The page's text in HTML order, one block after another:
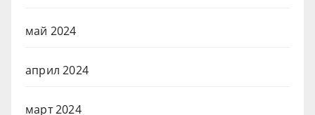
май 2024
април 2024
март 2024